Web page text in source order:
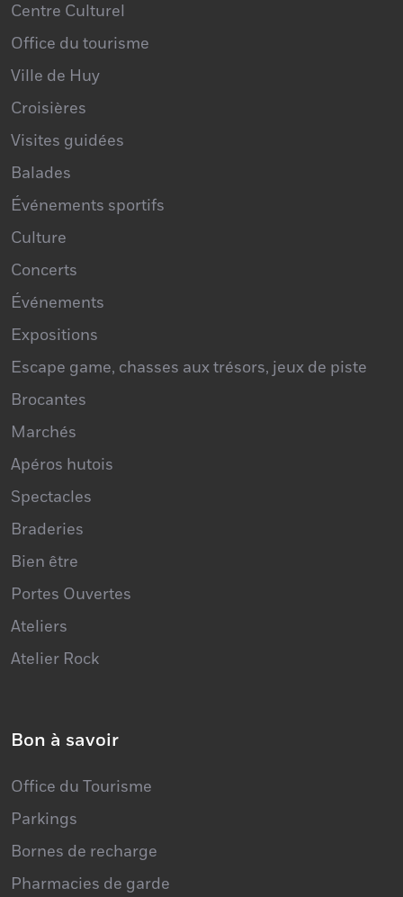
Centre Culturel
Office du tourisme
Ville de Huy
Croisières
Visites guidées
Balades
Événements sportifs
Culture
Concerts
Événements
Expositions
Escape game, chasses aux trésors, jeux de piste
Brocantes
Marchés
Apéros hutois
Spectacles
Braderies
Bien être
Portes Ouvertes
Ateliers
Atelier Rock
Bon à savoir
Office du Tourisme
Parkings
Bornes de recharge
Pharmacies de garde